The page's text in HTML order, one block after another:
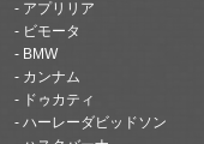
アプリリア
ビモータ
BMW
カンナム
ドゥカティ
ハーレーダビッドソン